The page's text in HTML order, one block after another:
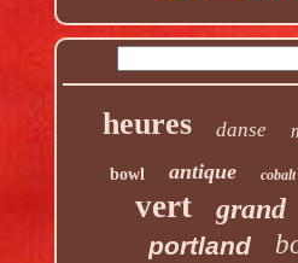
heures danse
bowl antique cobalt
vert grand
portland